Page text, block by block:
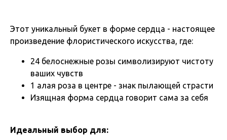
Этот уникальный букет в форме сердца - настоящее
произведение флористического искусства, где:
24 белоснежные розы символизируют чистоту
ваших чувств
1 алая роза в центре - знак пылающей страсти
Изящная форма сердца говорит сама за себя
Идеальный выбор для: